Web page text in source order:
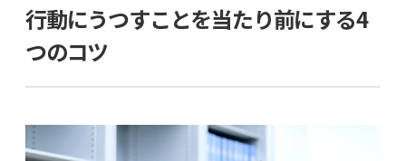
行動にうつすことを当たり前にする4
つのコツ